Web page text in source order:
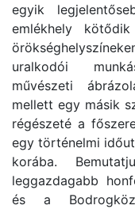
egyik
emlékhely
uralkodói
művészeti
mellett egy másik
régészeté a
egy történelmi
korába.
leggazdagabb
és a